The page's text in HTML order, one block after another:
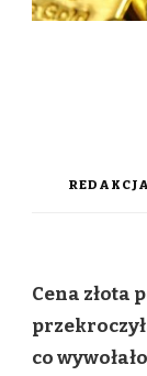
Cena złota
co